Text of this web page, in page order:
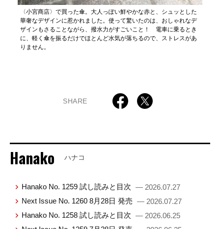
〈小宮商店〉で買った傘。大人っぽい鮮やかな赤と、シュッとした
華奢なデザインに惹かれました。使って驚いたのは、おしゃれなデ
ザインもさることながら、撥水力がすごいこと！ 電車に乗るとき
に、軽く傘を振るだけでほとんど水気が落ちるので、ストレスがあ
りません。
SHARE
Hanako ハナコ
Hanako No. 1259 試し読みと目次 — 2026.07.27
Next Issue No. 1260 8月28日 発売 — 2026.07.27
Hanako No. 1258 試し読みと目次 — 2026.06.25